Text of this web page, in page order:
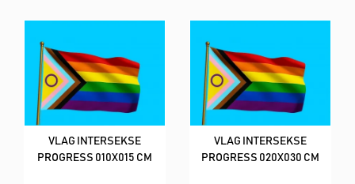
VLAG INTERSEKSE
PROGRESS 010X015 CM
VLAG INTERSEKSE
PROGRESS 020X030 CM